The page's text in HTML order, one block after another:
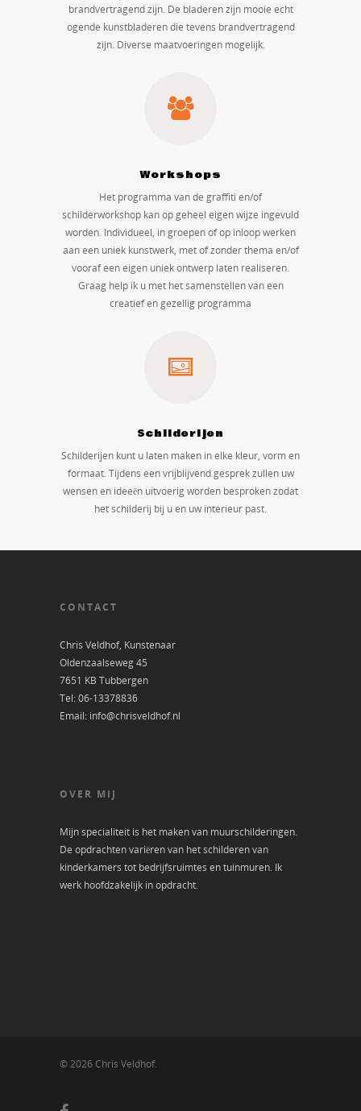
brandvertragend zijn. De bladeren zijn mooie echt
ogende kunstbladeren die tevens brandvertragend
zijn. Diverse maatvoeringen mogelijk.
Workshops
Het programma van de graffiti en/of
schilderworkshop kan op geheel eigen wijze ingevuld
worden. Individueel, in groepen of op inloop werken
aan een uniek kunstwerk, met of zonder thema en/of
vooraf een eigen uniek ontwerp laten realiseren.
Graag help ik u met het samenstellen van een
creatief en gezellig programma
Schilderijen
Schilderijen kunt u laten maken in elke kleur, vorm en
formaat. Tijdens een vrijblijvend gesprek zullen uw
wensen en ideeën uitvoerig worden besproken zodat
het schilderij bij u en uw interieur past.
CONTACT
Chris Veldhof, Kunstenaar
Oldenzaalseweg 45
7651 KB Tubbergen
Tel: 06-13378836
Email: info@chrisveldhof.nl
OVER MIJ
Mijn specialiteit is het maken van muurschilderingen.
De opdrachten variëren van het schilderen van
kinderkamers tot bedrijfsruimtes en tuinmuren. Ik
werk hoofdzakelijk in opdracht.
© 2026 Chris Veldhof.